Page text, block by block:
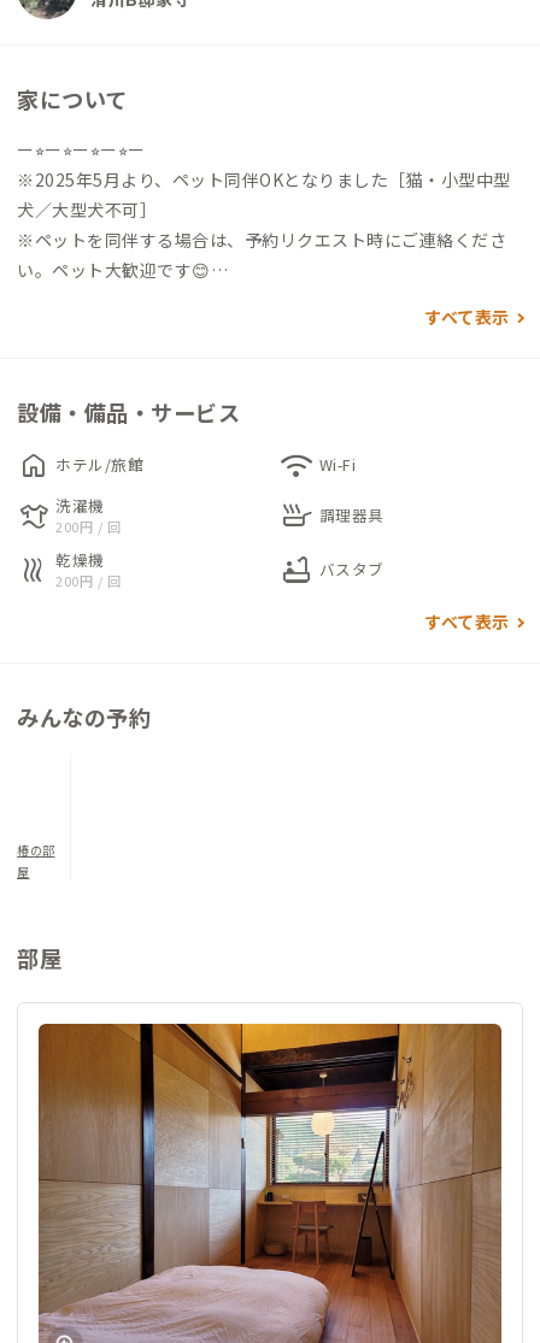
家について
ー⭐︎ー⭐︎ー⭐︎ー⭐︎ー
※2025年5月より、ペット同伴OKとなりました［猫・小型中型
犬／大型犬不可］
※ペットを同伴する場合は、予約リクエスト時にご連絡くださ
い。ペット大歓迎です😊
ADDress清川B邸（施設名「宮ヶ瀬手しごとの家」）は宮ヶ瀬湖
ました。
現代の一般家庭では見られない、貴重な梁や柱を活かした造り
となっています。また、建具や欄間や硝子などの古材を意匠デザ
インとして再利用しました。
見せつつ空間を広めに設計しています。個室には十分な広さのデ
屋根も特殊な断熱塗料で覆い、壁には断熱材と遮音材を入れ、
の場としてコミュニケーションを楽しんでください。
すべて表示
設備・備品・サービス
home ホテル/旅館 wifi Wi-Fi
laundry 洗濯機
200円 / 回 skillet 調理器具
heat 乾燥機
200円 / 回 bathtub バスタブ
すべて表示
みんなの予約
椿の部
屋
部屋